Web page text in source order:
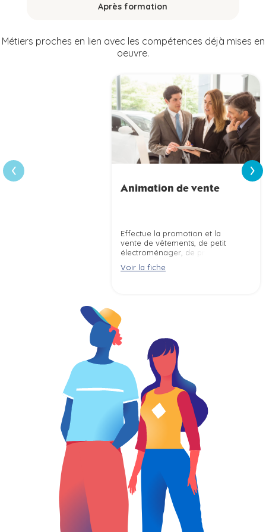
Après formation
Métiers proches en lien avec les compétences déjà mises en
oeuvre.
Animation de vente
Effectue la promotion et la
vente de vêtements, de petit
électroménager, de produits
campagnes d''animation selon
Voir la fiche
‹
›